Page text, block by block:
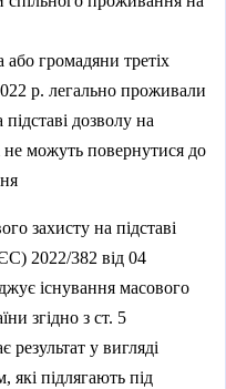
або громадяни третіх
р. легально проживали
дозволу на
не можуть повернутися до
захисту на підставі
2022/382 від 04
існування масового
згідно з ст. 5
у вигляді
які підлягають під